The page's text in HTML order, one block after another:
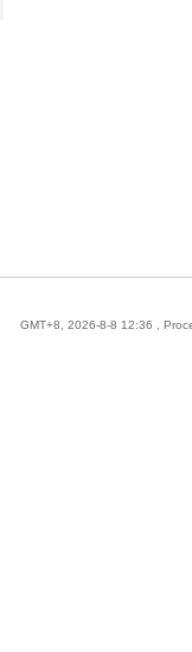
GMT+8, 2026-8-8 12:36 ,